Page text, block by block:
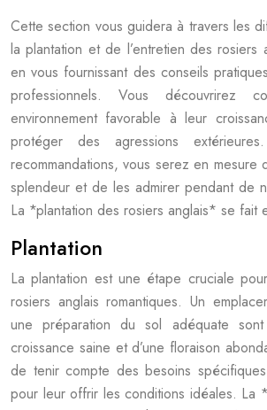
Cette section vous guidera à travers les
la plantation et de l’entretien des rosiers
en vous fournissant des conseils
professionnels. Vous découvrirez
environnement favorable à leur
protéger des agressions
recommandations, vous serez en mesure
splendeur et de les admirer pendant de
La *plantation des rosiers anglais* se fait
Plantation
La plantation est une étape cruciale
rosiers anglais romantiques. Un
une préparation du sol adéquate sont
croissance saine et d’une floraison
de tenir compte des besoins
pour leur offrir les conditions idéales. La